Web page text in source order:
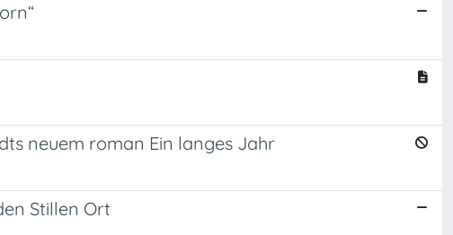
neuem roman Ein langes Jahr
Stillen Ort